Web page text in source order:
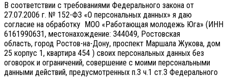
В соответствии с требованиями Федерального закона от
27.07.2006 г. № 152-ФЗ «О персональных данных» я даю
согласие на обработку МОО «Работающая молодежь Юга» (ИНН
6161990631, местонахождение: 344049, Ростовская
область, город Ростов-на-Дону, проспект Маршала Жукова, дом
25 корпус 1, квартира 454 ) своих персональных данных без
оговорок и ограничений, совершение с моими персональными
данными действий, предусмотренных п.3 ч.1 ст.3 Федерального